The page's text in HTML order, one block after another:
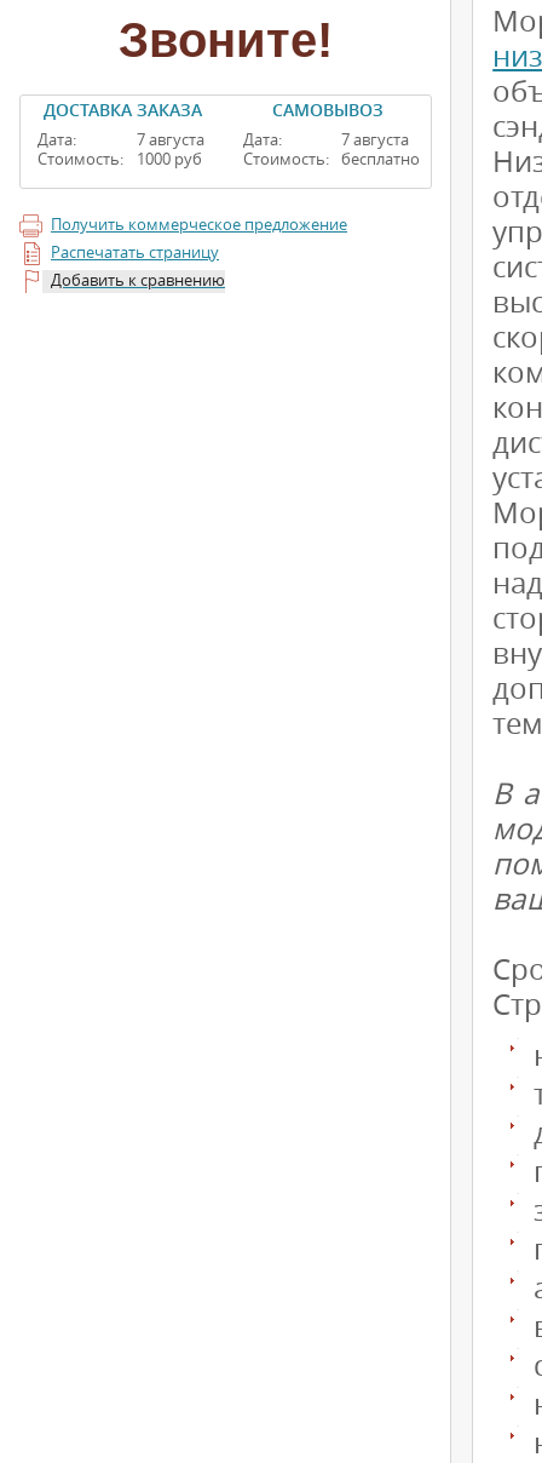
Звоните!
ДОСТАВКА ЗАКАЗА
Дата:
Стоимость:
7 августа
1000 руб
САМОВЫВОЗ
Дата:
Стоимость:
7 августа
бесплатно
Получить коммерческое предложение
Распечатать страницу
Добавить к сравнению
В